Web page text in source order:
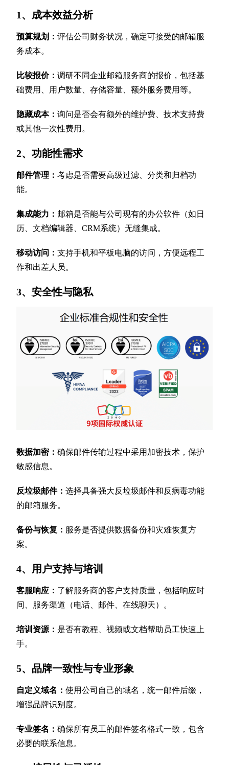
1、成本效益分析
预算规划：评估公司财务状况，确定可接受的邮箱服
务成本。
比较报价：调研不同企业邮箱服务商的报价，包括基
础费用、用户数量、存储容量、额外服务费用等。
隐藏成本：询问是否会有额外的维护费、技术支持费
或其他一次性费用。
2、功能性需求
邮件管理：考虑是否需要高级过滤、分类和归档功
能。
集成能力： 邮箱是否能与公司现有的办公软件（如日
历、文档编辑器、CRM系统）无缝集成。
移动访问：支持手机和平板电脑的访问，方便远程工
作和出差人员。
3、安全性与隐私
数据加密：确保邮件传输过程中采用加密技术，保护
敏感信息。
反垃圾邮件：选择具备强大反垃圾邮件和反病毒功能
的邮箱服务。
备份与恢复： 服务是否提供数据备份和灾难恢复方
案。
4、用户支持与培训
客服响应： 了解服务商的客户支持质量，包括响应时
间、服务渠道（电话、邮件、在线聊天）。
培训资源： 是否有教程、视频或文档帮助员工快速上
手。
5、品牌一致性与专业形象
自定义域名：使用公司自己的域名，统一邮件后缀，
增强品牌识别度。
专业签名：确保所有员工的邮件签名格式一致，包含
必要的联系信息。